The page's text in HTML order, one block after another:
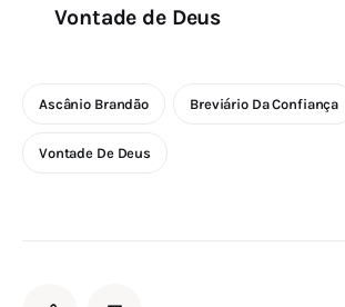
Vontade de Deus
Ascânio Brandão Breviário Da Confiança
Vontade De Deus